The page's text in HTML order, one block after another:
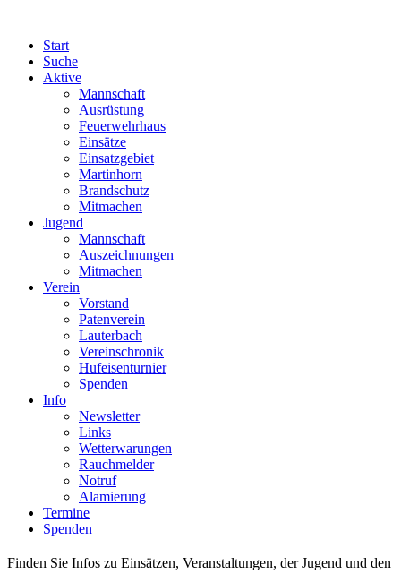
Start
Suche
Aktive
Mannschaft
Ausrüstung
Feuerwehrhaus
Einsätze
Einsatzgebiet
Martinhorn
Brandschutz
Mitmachen
Jugend
Mannschaft
Auszeichnungen
Mitmachen
Verein
Vorstand
Patenverein
Lauterbach
Vereinschronik
Hufeisenturnier
Spenden
Info
Newsletter
Links
Wetterwarungen
Rauchmelder
Notruf
Alamierung
Termine
Spenden
Finden Sie Infos zu Einsätzen, Veranstaltungen, der Jugend und den